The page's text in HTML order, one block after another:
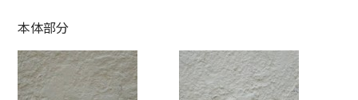
本体部分